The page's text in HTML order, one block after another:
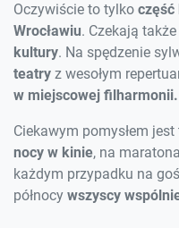
Oczywiście to tylko część
Wrocławiu. Czekają
kultury. Na spędzenie
teatry z wesołym
w miejscowej filharmonii.
Ciekawym pomysłem jest
nocy w kinie, na
każdym przypadku na
północy wszyscy